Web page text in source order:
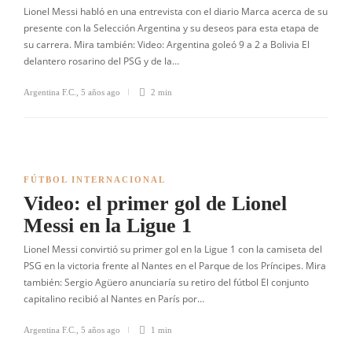
Lionel Messi habló en una entrevista con el diario Marca acerca de su
presente con la Selección Argentina y su deseos para esta etapa de
su carrera. Mira también: Video: Argentina goleó 9 a 2 a Bolivia El
delantero rosarino del PSG y de la…
Argentina F.C. 5 años ago 2 min
FÚTBOL INTERNACIONAL
Video: el primer gol de Lionel
Messi en la Ligue 1
Lionel Messi convirtió su primer gol en la Ligue 1 con la camiseta del
PSG en la victoria frente al Nantes en el Parque de los Príncipes. Mira
también: Sergio Agüero anunciaría su retiro del fútbol El conjunto
capitalino recibió al Nantes en París por…
Argentina F.C. 5 años ago 1 min